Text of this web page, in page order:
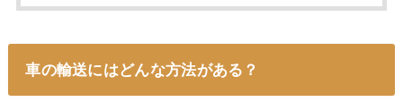
車の輸送にはどんな方法がある？